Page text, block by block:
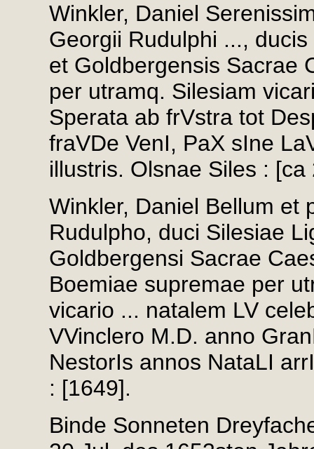
Winkler, Daniel
Georgii Rudulphi ...,
et Goldbergensis Sacrae
per utramq. Silesiam
Sperata ab frVstra tot
fraVDe VenI, PaX sIne
illustris. Olsnae Siles : [ca
Winkler, Daniel Bellum et
Rudulpho, duci Silesiae
Goldbergensi Sacrae
Boemiae supremae per
vicario ... natalem LV
VVinclero M.D. anno
NestorIs annos NataLI
: [1649].
Binde Sonneten